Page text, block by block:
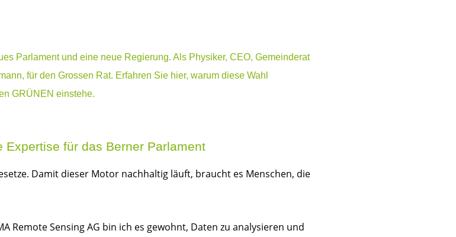
Parlament und eine neue Regierung. Als Physiker, CEO, Gemeinderat
für den Grossen Rat. Erfahren Sie hier, warum diese Wahl
GRÜNEN einstehe.
für das Berner Parlament
Damit dieser Motor nachhaltig läuft, braucht es Menschen, die
Remote Sensing AG bin ich es gewohnt, Daten zu analysieren und